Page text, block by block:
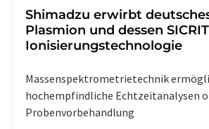
Shimadzu erwirbt
Plasmion und dessen
Ionisierungstechnologie
Massenspektrometrietechnik
hochempfindliche Echtzeitanalysen
Probenvorbehandlung